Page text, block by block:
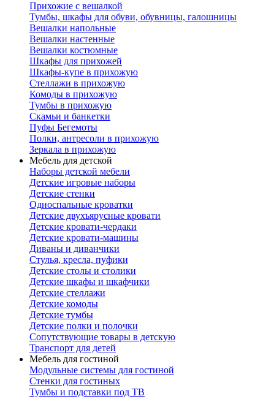
Прихожие с вешалкой
Тумбы, шкафы для обуви, обувницы, галошницы
Вешалки напольные
Вешалки настенные
Вешалки костюмные
Шкафы для прихожей
Шкафы-купе в прихожую
Стеллажи в прихожую
Комоды в прихожую
Тумбы в прихожую
Скамьи и банкетки
Пуфы Бегемоты
Полки, антресоли в прихожую
Зеркала в прихожую
Мебель для детской
Наборы детской мебели
Детские игровые наборы
Детские стенки
Односпальные кроватки
Детские двухъярусные кровати
Детские кровати-чердаки
Детские кровати-машины
Диваны и диванчики
Стулья, кресла, пуфики
Детские столы и столики
Детские шкафы и шкафчики
Детские стеллажи
Детские комоды
Детские тумбы
Детские полки и полочки
Сопутствующие товары в детскую
Транспорт для детей
Мебель для гостиной
Модульные системы для гостиной
Стенки для гостиных
Тумбы и подставки под ТВ